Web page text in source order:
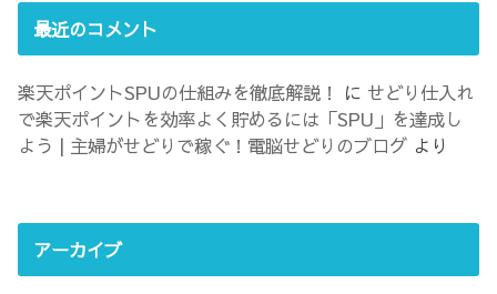
最近のコメント
楽天ポイントSPUの仕組みを徹底解説！ にせどり仕入れ
で楽天ポイントを効率よく貯めるには「SPU」を達成し
よう | 主婦がせどりで稼ぐ！電脳せどりのブログ より
アーカイブ